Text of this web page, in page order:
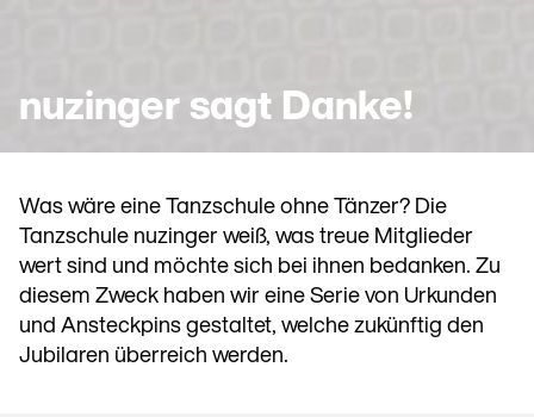
nuzinger sagt Danke!
Was wäre eine Tanzschule ohne Tänzer? Die
Tanzschule nuzinger weiß, was treue Mitglieder
wert sind und möchte sich bei ihnen bedanken. Zu
diesem Zweck haben wir eine Serie von Urkunden
und Ansteckpins gestaltet, welche zukünftig den
Jubilaren überreich werden.